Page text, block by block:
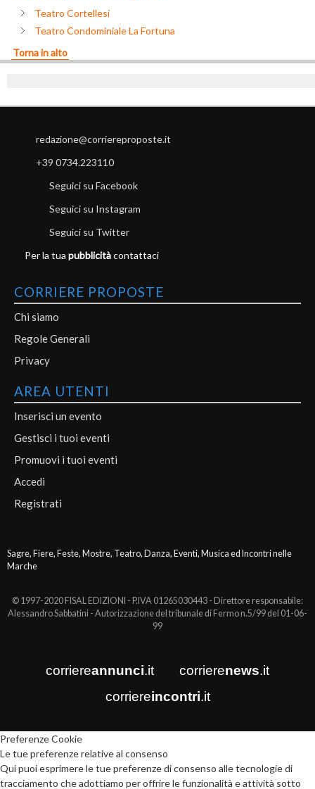
Teatro Cortellesi
Teatro Condominiale La Fortuna
Torna in alto
redazione@corriereproposte.it
+39 0734.223110
Seguici su Facebook
Seguici su Instagram
Seguici su Twitter
Per la tua pubblicitàcontattaci
CORRIERE PROPOSTE
Chi siamo
Regole Generali
Privacy
AREA UTENTI
Inserisci un evento
Gestisci i tuoi eventi
Promuovi i tuoi eventi
Accedi
Registrati
Sagre, Fiere, Feste, Mostre, Teatro, Danza, Eventi, Musica ed Incontri nelle
Marche
© 1997-2020 FISAL EDIZIONI - P.IVA 01265030443 - Direttore responsabile:
Alessandro Sabbatini - Autorizzazione del tribunale di Fermo n.5/99 del 01-06-
99
corriereannunci.it corrierenews.it
corriereincontri.it
Preferenze Cookie
Le tue preferenze relative al consenso
Qui puoi esprimere le tue preferenze di consenso alle tecnologie di
tracciamento che adottiamo per offrire le funzionalità e attività sotto